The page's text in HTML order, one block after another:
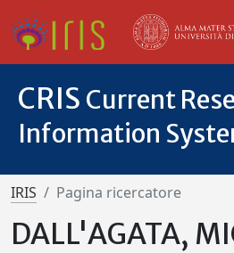
CRIS Current
Information
IRIS Pagina ricercatore
DALL'AGATA,